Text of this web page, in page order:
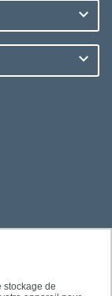
stockage de